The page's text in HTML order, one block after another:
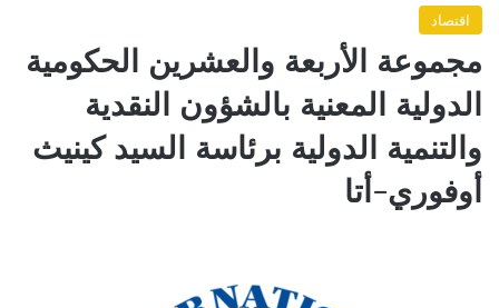
اقتصاد
مجموعة الأربعة والعشرين الحكومية
الدولية المعنية بالشؤون النقدية
والتنمية الدولية برئاسة السيد كينيث
أوفوري-أتا